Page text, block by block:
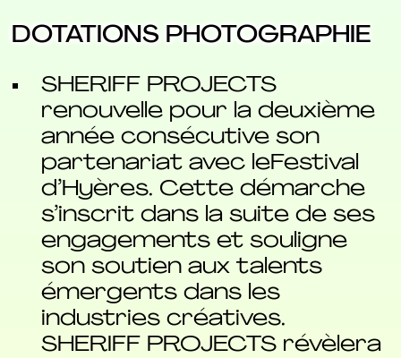
DOTATIONS PHOTOGRAPHIE
SHERIFF PROJECTS
renouvelle pour la deuxième
année consécutive son
partenariat avec leFestival
d’Hyères. Cette démarche
s’inscrit dans la suite de ses
engagements et souligne
son soutien aux talents
émergents dans les
industries créatives.
SHERIFF PROJECTS révèlera